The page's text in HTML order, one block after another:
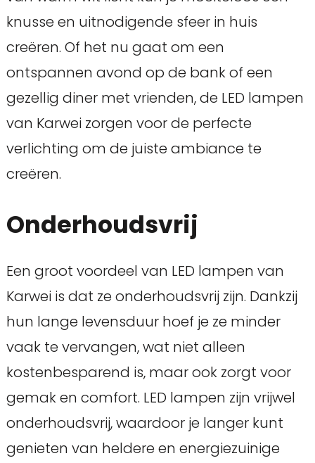
knusse en uitnodigende sfeer in huis
creëren. Of het nu gaat om een
ontspannen avond op de bank of een
gezellig diner met vrienden, de LED lampen
van Karwei zorgen voor de perfecte
verlichting om de juiste ambiance te
creëren.
Onderhoudsvrij
Een groot voordeel van LED lampen van
Karwei is dat ze onderhoudsvrij zijn. Dankzij
hun lange levensduur hoef je ze minder
vaak te vervangen, wat niet alleen
kostenbesparend is, maar ook zorgt voor
gemak en comfort. LED lampen zijn vrijwel
onderhoudsvrij, waardoor je langer kunt
genieten van heldere en energiezuinige